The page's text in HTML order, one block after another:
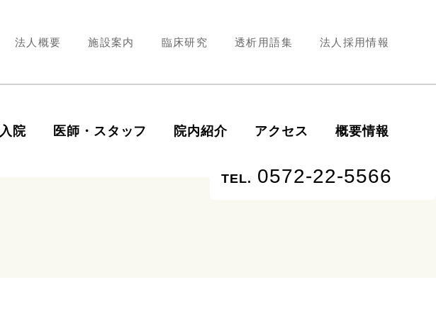
法人概要 施設案内 臨床研究 透析用語集 法人採用情報
TEL. 0572-22-5566
入院 医師・スタッフ 院内紹介 アクセス 概要情報